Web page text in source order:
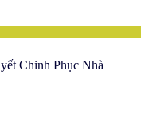
Chinh Phục Nhà